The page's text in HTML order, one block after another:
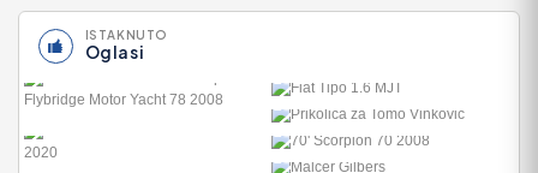
ISTAKNUTO
Oglasi
FIAT TIPO 1.6 MJT
VINKOVIĆ